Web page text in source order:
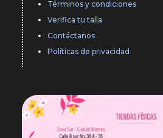
Términos y condiciones
Verifica tu talla
Contáctanos
Políticas de privacidad